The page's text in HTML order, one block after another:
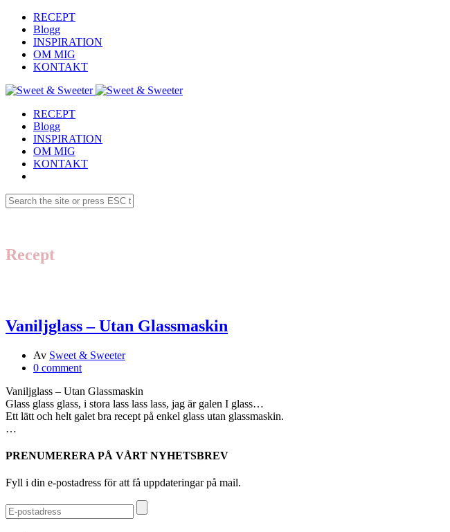
RECEPT
Blogg
INSPIRATION
OM MIG
KONTAKT
RECEPT
Blogg
INSPIRATION
OM MIG
KONTAKT
Recept
Vaniljglass – Utan Glassmaskin
Av Sweet & Sweeter
0 comment
Vaniljglass – Utan Glassmaskin
Glass glass glass, i stora lass lass lass, jag är galen I glass…
Ett lätt och helt galet bra recept på enkel glass utan glassmaskin.
…
PRENUMERERA PÅ VÅRT NYHETSBREV
Fyll i din e-postadress för att få uppdateringar på mail.